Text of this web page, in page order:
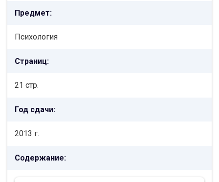
Предмет:
Психология
Страниц:
21 стр.
Год сдачи:
2013 г.
Содержание: